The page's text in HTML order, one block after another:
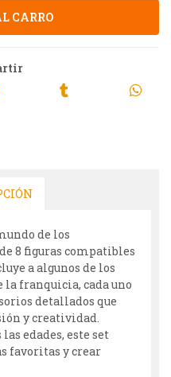
de los
8 figuras compatibles
a algunos de los
la franquicia, cada uno
detallados que
y creatividad.
edades, este set
favoritas y crear